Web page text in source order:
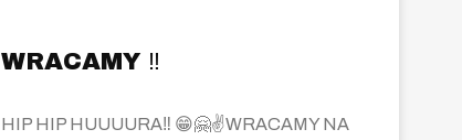
WRACAMY ‼️
HIP HIP HUUUURA‼️ 😁🤗✌️WRACAMY NA